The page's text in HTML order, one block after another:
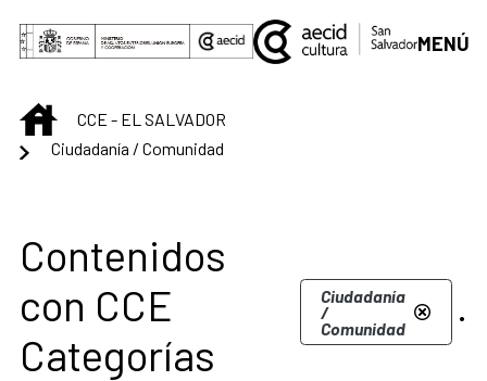
Saltar al contenido principal
MENÚ
INICIOCCE - EL SALVADOR
Ciudadanía / Comunidad
Centro Cultural de
Contenidos
con CCE
Categorías
Ciudadanía
/
Comunidad .